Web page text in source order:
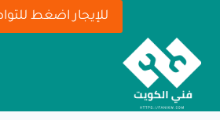
المحتوى
للإيجار اضغط